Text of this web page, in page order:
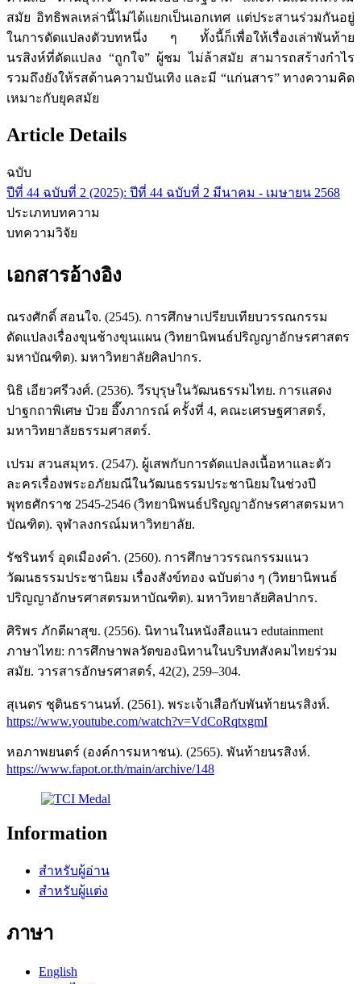
สมัย อิทธิพลเหล่านี้ไม่ได้แยกเป็นเอกเทศ แต่ประสานร่วมกันอยู่
ในการดัดแปลงตัวบทหนึ่ง ๆ ทั้งนี้ก็เพื่อให้เรื่องเล่าพันท้าย
นรสิงห์ที่ดัดแปลง “ถูกใจ” ผู้ชม ไม่ล้าสมัย สามารถสร้างกำไร
รวมถึงยังให้รสด้านความบันเทิง และมี “แก่นสาร” ทางความคิด
เหมาะกับยุคสมัย
Article Details
ฉบับ
ปีที่ 44 ฉบับที่ 2 (2025): ปีที่ 44 ฉบับที่ 2 มีนาคม - เมษายน 2568
ประเภทบทความ
บทความวิจัย
เอกสารอ้างอิง
ณรงศักดิ์ สอนใจ. (2545). การศึกษาเปรียบเทียบวรรณกรรม
ดัดแปลงเรื่องขุนช้างขุนแผน (วิทยานิพนธ์ปริญญาอักษรศาสตร
มหาบัณฑิต). มหาวิทยาลัยศิลปากร.
นิธิ เอียวศรีวงศ์. (2536). วีรบุรุษในวัฒนธรรมไทย. การแสดง
ปาฐกถาพิเศษ ป๋วย อึ๊งภากรณ์ ครั้งที่ 4, คณะเศรษฐศาสตร์,
มหาวิทยาลัยธรรมศาสตร์.
เปรม สวนสมุทร. (2547). ผู้เสพกับการดัดแปลงเนื้อหาและตัว
ละครเรื่องพระอภัยมณีในวัฒนธรรมประชานิยมในช่วงปี
พุทธศักราช 2545-2546 (วิทยานิพนธ์ปริญญาอักษรศาสตรมหา
บัณฑิต). จุฬาลงกรณ์มหาวิทยาลัย.
รัชรินทร์ อุดเมืองคำ. (2560). การศึกษาวรรณกรรมแนว
วัฒนธรรมประชานิยม เรื่องสังข์ทอง ฉบับต่าง ๆ (วิทยานิพนธ์
ปริญญาอักษรศาสตรมหาบัณฑิต). มหาวิทยาลัยศิลปากร.
ศิริพร ภักดีผาสุข. (2556). นิทานในหนังสือแนว edutainment
ภาษาไทย: การศึกษาพลวัตของนิทานในบริบทสังคมไทยร่วม
สมัย. วารสารอักษรศาสตร์, 42(2), 259–304.
สุเนตร ชุตินธรานนท์. (2561). พระเจ้าเสือกับพันท้ายนรสิงห์.
https://www.youtube.com/watch?v=VdCoRqtxgmI
หอภาพยนตร์ (องค์การมหาชน). (2565). พันท้ายนรสิงห์.
https://www.fapot.or.th/main/archive/148
Information
สำหรับผู้อ่าน
สำหรับผู้แต่ง
ภาษา
English